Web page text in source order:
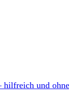
hilfreich und